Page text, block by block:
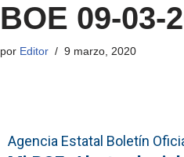
BOE 09-03-
por Editor 9 marzo, 2020
Agencia Estatal Boletín